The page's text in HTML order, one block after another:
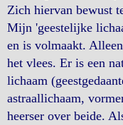
Zich hiervan bewust
Mijn 'geestelijke
en is volmaakt.
het vlees. Er is een
lichaam
astraallichaam,
heerser over beide.